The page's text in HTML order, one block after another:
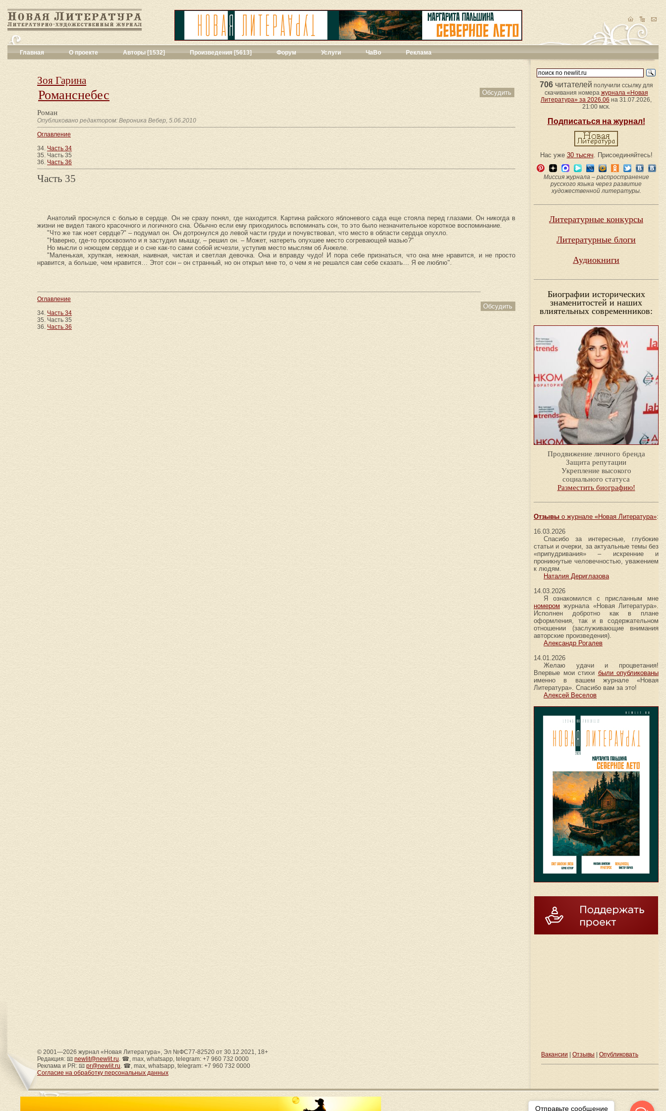
Главная О проекте Авторы [1532] Произведения [5613]
Сценарии[16]
Форум Услуги ЧаВо Реклама
Зоя Гарина
Романснебес Обсудить
Роман
Опубликовано редактором: Вероника Вебер, 5.06.2010
Оглавление
34. Часть 34
35. Часть 35
36. Часть 36
Часть 35
Анатолий проснулся с болью в сердце. Он не сразу понял, где находится. Картина райского яблоневого сада еще стояла перед глазами. Он никогда в
жизни не видел такого красочного и логичного сна. Обычно если ему приходилось вспоминать сон, то это было незначительное короткое воспоминание.
"Что же так ноет сердце?" – подумал он. Он дотронулся до левой части груди и почувствовал, что место в области сердца опухло.
"Наверно, где-то просквозило и я застудил мышцу, – решил он. – Может, натереть опухшее место согревающей мазью?"
Но мысли о ноющем сердце и о сне как-то сами собой исчезли, уступив место мыслям об Анжеле.
"Маленькая, хрупкая, нежная, наивная, чистая и светлая девочка. Она и вправду чудо! И пора себе признаться, что она мне нравится, и не просто
нравится, а больше, чем нравится… Этот сон – он странный, но он открыл мне то, о чем я не решался сам себе сказать… Я ее люблю".
Обсудить
Оглавление
34. Часть 34
35. Часть 35
36. Часть 36
706читателей получили ссылку для
скачивания номера журнала «Новая
Литература» за 2026.06 на 31.07.2026,
21:00 мск.
Подписаться на журнал!
Нас уже 30 тысяч. Присоединяйтесь!
Миссия журнала – распространение
русского языка через развитие
художественной литературы.
Литературные конкурсы
Литературные блоги
Аудиокниги
Биографии исторических
знаменитостей и наших
влиятельных современников:
Продвижение личного бренда
Защита репутации
Укрепление высокого
социального статуса
Разместить биографию!
Отзывы о журнале «Новая Литература»:
16.03.2026
Спасибо за интересные, глубокие
статьи и очерки, за актуальные темы без
«припудривания» – искренние и
проникнутые человечностью, уважением
к людям.
Наталия Дериглазова
14.03.2026
Я ознакомился с присланным мне
номером журнала «Новая Литература».
Исполнен добротно как в плане
оформления, так и в содержательном
отношении (заслуживающие внимания
авторские произведения).
Александр Рогалев
14.01.2026
Желаю удачи и процветания!
Впервые мои стихи были опубликованы
именно в вашем журнале «Новая
Литература». Спасибо вам за это!
Алексей Веселов
© 2001—2026 журнал «Новая Литература», Эл №ФС77-82520 от 30.12.2021, 18+
Редакция: 📧 newlit@newlit.ru. ☎, max, whatsapp, telegram: +7 960 732 0000
Реклама и PR: 📧 pr@newlit.ru. ☎, max, whatsapp, telegram: +7 960 732 0000
Согласие на обработку персональных данных
Вакансии Отзывы Опубликовать
Отправьте сообщение